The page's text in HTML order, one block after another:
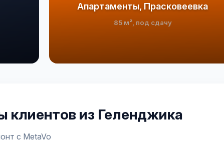
Апартаменты, Прасковеевка
85 м², под сдачу
клиентов из Геленджика
с MetaVo